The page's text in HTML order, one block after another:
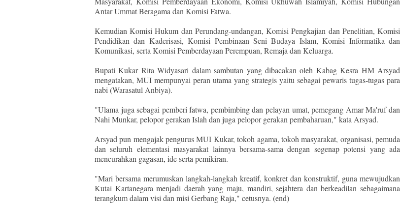
Antar Ummat Beragama dan Komisi Fatwa.
Kemudian Komisi Hukum dan Perundang-undangan, Komisi Pengkajian dan Penelitian, Komisi
Pendidikan dan Kaderisasi, Komisi Pembinaan Seni Budaya Islam, Komisi Informatika dan
Komunikasi, serta Komisi Pemberdayaan Perempuan, Remaja dan Keluarga.
Bupati Kukar Rita Widyasari dalam sambutan yang dibacakan oleh Kabag Kesra HM Arsyad
mengatakan, MUI mempunyai peran utama yang strategis yaitu sebagai pewaris tugas-tugas para
nabi (Warasatul Anbiya).
"Ulama juga sebagai pemberi fatwa, pembimbing dan pelayan umat, pemegang Amar Ma'ruf dan
Nahi Munkar, pelopor gerakan Islah dan juga pelopor gerakan pembaharuan," kata Arsyad.
Arsyad pun mengajak pengurus MUI Kukar, tokoh agama, tokoh masyarakat, organisasi, pemuda
dan seluruh elementasi masyarakat lainnya bersama-sama dengan segenap potensi yang ada
mencurahkan gagasan, ide serta pemikiran.
"Mari bersama merumuskan langkah-langkah kreatif, konkret dan konstruktif, guna mewujudkan
Kutai Kartanegara menjadi daerah yang maju, mandiri, sejahtera dan berkeadilan sebagaimana
terangkum dalam visi dan misi Gerbang Raja," cetusnya. (end)